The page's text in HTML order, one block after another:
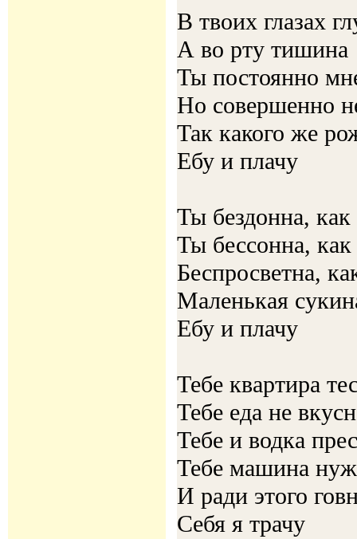
В твоих глазах
А во рту тишина
Ты постоянно
Но совершенно
Так какого же
Ебу и плачу
Ты бездонна,
Ты бессонна, как
Беспросветна,
Маленькая
Ебу и плачу
Тебе квартира
Тебе еда не
Тебе и водка
Тебе машина
И ради этого
Себя я трачу